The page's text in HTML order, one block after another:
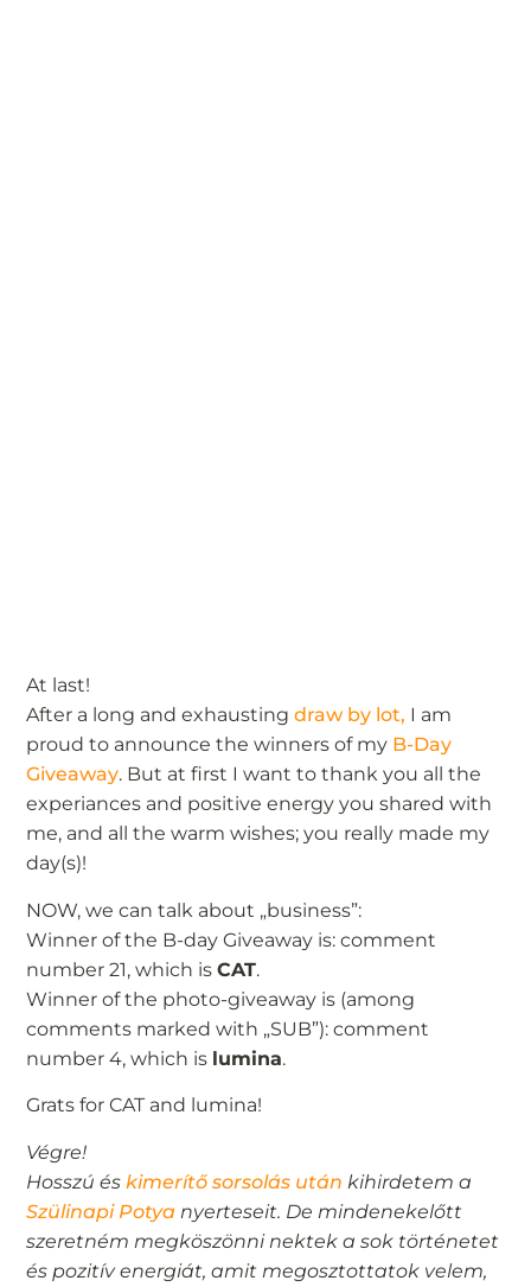
At last!
After a long and exhaustingdraw by lot, I am
proud to announce the winners of my B-Day
Giveaway. But at first I want to thank you all the
experiances and positive energy you shared with
me, and all the warm wishes; you really made my
day(s)!
NOW, we can talk about „business”:
Winner of the B-day Giveaway is: comment
number 21, which isCAT.
Winner of the photo-giveaway is (among
comments marked with „SUB”): comment
number 4, which is lumina.
Grats for CAT and lumina!
Végre!
Hosszú és kimerítő sorsolás után kihirdetem a
Szülinapi Potya nyerteseit. De mindenekelőtt
szeretném megköszönni nektek a sok történetet
és pozitív energiát, amit megosztottatok velem,